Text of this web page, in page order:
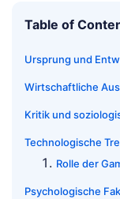
Table of
Ursprung und
Wirtschaftliche
Kritik und
Technologische
Rolle der
Psychologische